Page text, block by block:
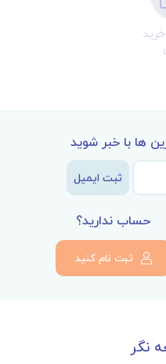
خرید
ها با خبر شوید
ثبت ایمیل
حساب ندارید؟
ثبت نام کنید
نگر